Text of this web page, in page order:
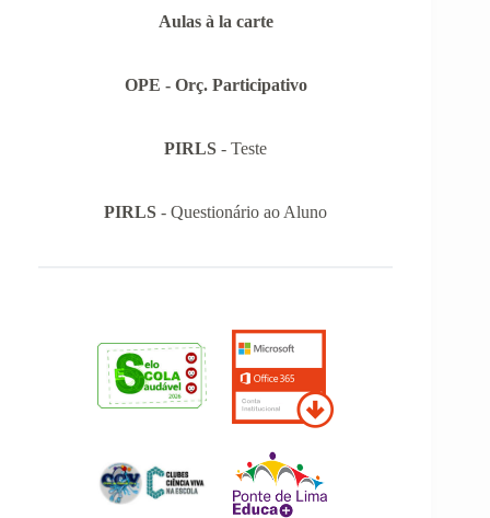
Aulas à la carte
OPE - Orç. Participativo
PIRLS - Teste
PIRLS - Questionário ao Aluno